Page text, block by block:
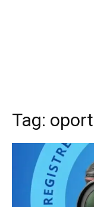
Tag: